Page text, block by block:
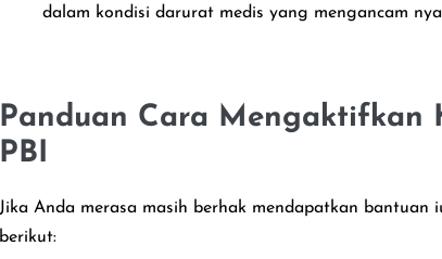
dalam kondisi darurat medis yang mengancam
Panduan Cara Mengaktifkan
PBI
Jika Anda merasa masih berhak mendapatkan bantuan
berikut: